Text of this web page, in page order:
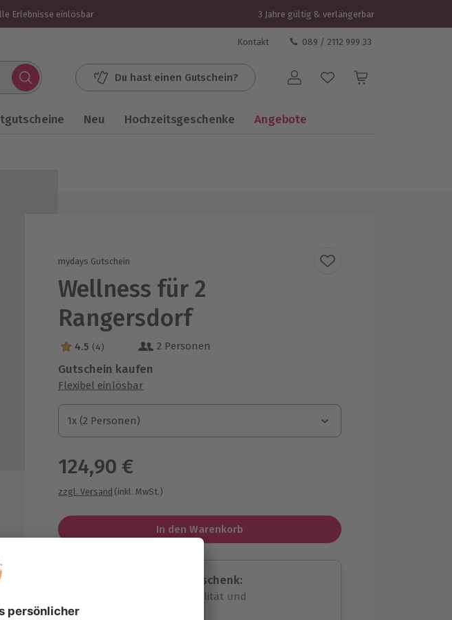
Erlebnisse einlösbar 3 Jahre gültig & verlängerbar
Kontakt 089 / 2112 999 33
Du hast einen Gutschein? Benutzerkonto
Neu Hochzeitsgeschenke Angebote
mydays Gutschein
Wellness für 2
Rangersdorf
4.5 Sterne von 5 aus 4 Bewertungen
4.5 (4) 2 Personen
Gutschein kaufen
Flexibel einlösbar
1x (2 Personen)
1x (2 Personen)
1x (2 Personen)
124,90 €
zzgl. Versand (inkl. MwSt.)
In den Warenkorb
Immer das passende Geschenk:
Große Auswahl, volle Flexibilität und
maximale Sicherheit